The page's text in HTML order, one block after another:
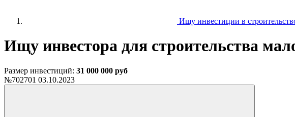
Ищу инвестиции в
Ищу инвестора для строительства
Размер инвестиций: 31 000 000 руб
№702701 03.10.2023